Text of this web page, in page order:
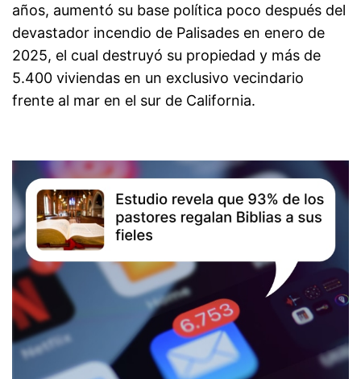
años, aumentó su base política poco después del
devastador incendio de Palisades en enero de
2025, el cual destruyó su propiedad y más de
5.400 viviendas en un exclusivo vecindario
frente al mar en el sur de California.